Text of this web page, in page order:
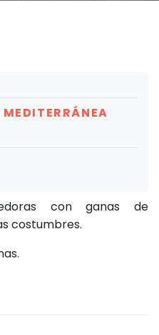
MEDITERRÁNEA
con ganas de
costumbres.